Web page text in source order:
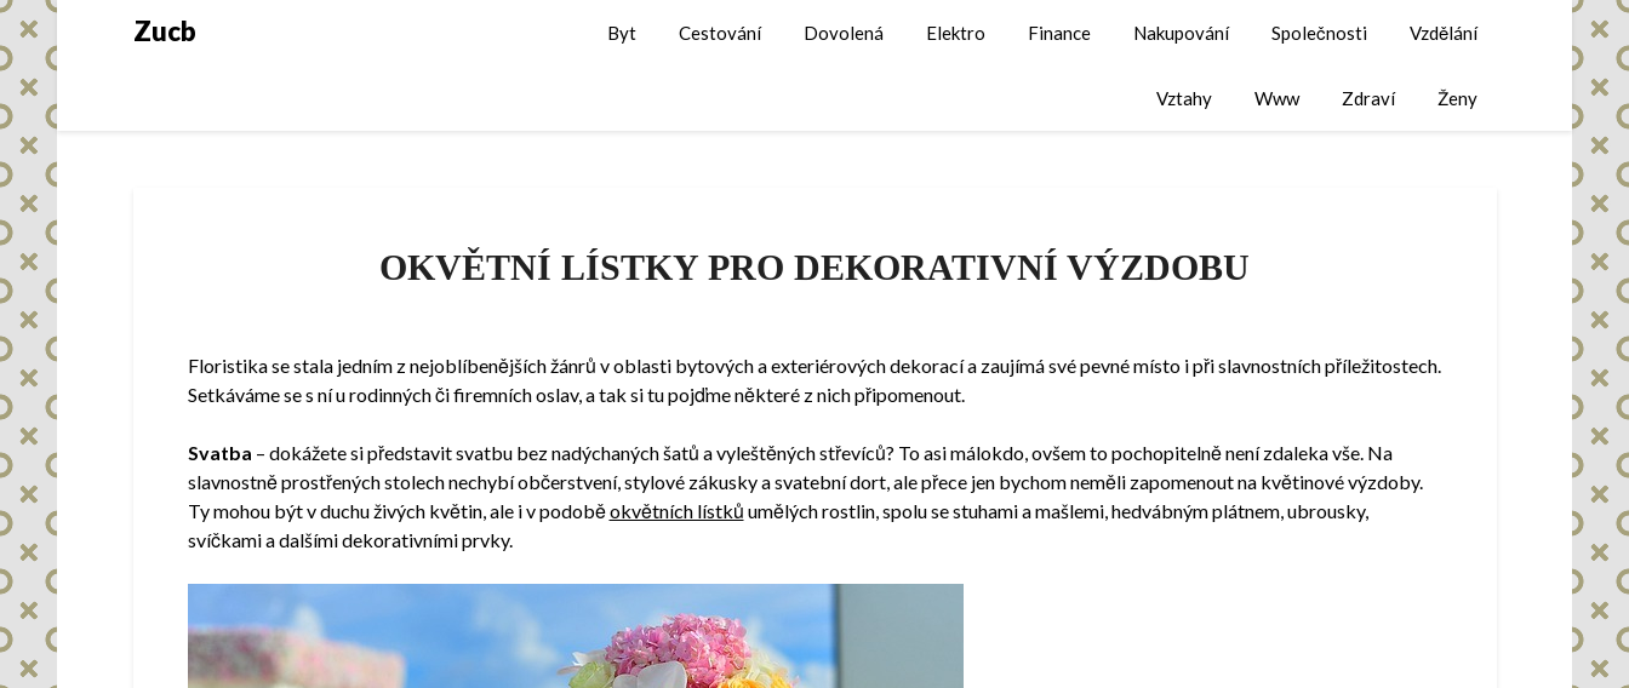
Skip
to
content
Zucb Byt Cestování Dovolená Elektro Finance Nakupování Společnosti Vzdělání
Vztahy Www Zdraví Ženy
OKVĚTNÍ LÍSTKY PRO DEKORATIVNÍ VÝZDOBU
Floristika se stala jedním z nejoblíbenějších žánrů v oblasti bytových a exteriérových dekorací a zaujímá své pevné místo i při slavnostních příležitostech.
Setkáváme se s ní u rodinných či firemních oslav, a tak si tu pojďme některé z nich připomenout.
Svatba – dokážete si představit svatbu bez nadýchaných šatů a vyleštěných střevíců? To asi málokdo, ovšem to pochopitelně není zdaleka vše. Na
slavnostně prostřených stolech nechybí občerstvení, stylové zákusky a svatební dort, ale přece jen bychom neměli zapomenout na květinové výzdoby.
Ty mohou být v duchu živých květin, ale i v podoběokvětních lístků umělých rostlin, spolu se stuhami a mašlemi, hedvábným plátnem, ubrousky,
svíčkami a dalšími dekorativními prvky.